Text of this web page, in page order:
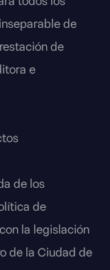
de
de
e
de los
de
la legislación
de la Ciudad de